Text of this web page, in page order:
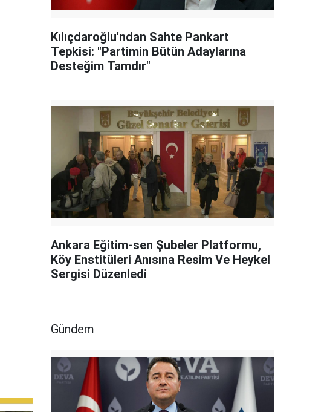
Kılıçdaroğlu'ndan Sahte Pankart
Tepkisi: "Partimin Bütün Adaylarına
Desteğim Tamdır"
Ankara Eğitim-sen Şubeler Platformu,
Köy Enstitüleri Anısına Resim Ve Heykel
Sergisi Düzenledi
Gündem